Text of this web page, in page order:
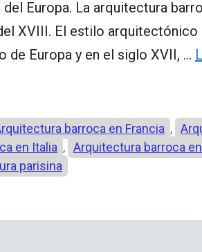
Europa. La arquitectura
XVIII. El estilo arquitectónico
de Europa y en el siglo XVII, …
barroca en Francia ,
en Italia , Arquitectura barroca
parisina